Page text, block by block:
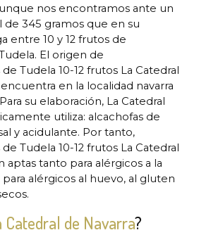
nos encontramos ante un
de 345 gramos que en su
entre 10 y 12 frutos de
El origen de
Tudela 10-12 frutos La Catedral
en la localidad navarra
su elaboración, La Catedral
utiliza: alcachofas de
y acidulante. Por tanto,
Tudela 10-12 frutos La Catedral
aptas tanto para alérgicos a la
alérgicos al huevo, al gluten
Catedral de Navarra?